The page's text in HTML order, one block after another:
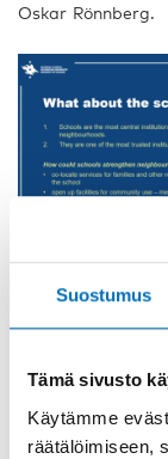
Suostumus
Tämä sivusto
Käytämme
räätälöimiseen,
Oskar Rönnberg.
Om studien
Neighborhoods
Residents och
Göteborgs